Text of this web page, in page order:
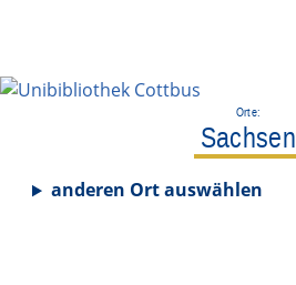
Orte:
Sachsen
anderen Ort auswählen